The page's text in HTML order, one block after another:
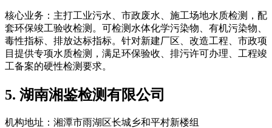
核心业务：主打工业污水、市政废水、施工场地水质检测，配
套环保竣工验收检测。可检测水体化学污染物、有机污染物、
毒性指标、排放达标指标。针对新建厂区、改造工程、市政项
目提供专项水质检测，满足环保验收、排污许可办理、工程竣
工备案的硬性检测要求。
5. 湖南湘鉴检测有限公司
机构地址：湘潭市雨湖区长城乡和平村新楼组